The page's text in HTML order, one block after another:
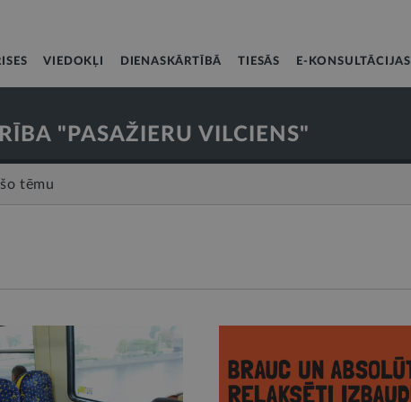
VIEDOKĻI DIENASKĀRTĪBĀ TIESĀS E-KONSULTĀCIJAS
"PASAŽIERU VILCIENS"
tēmu